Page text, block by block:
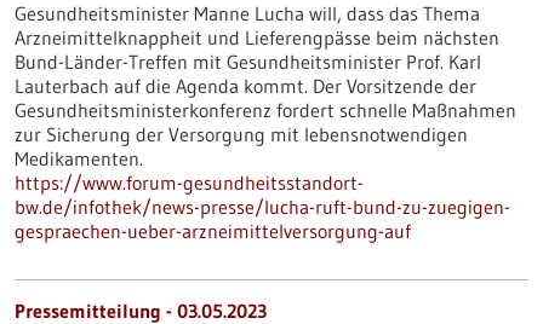
Gesundheitsminister Manne Lucha will, dass das Thema
Arzneimittelknappheit und Lieferengpässe beim nächsten
Bund-Länder-Treffen mit Gesundheitsminister Prof. Karl
Lauterbach auf die Agenda kommt. Der Vorsitzende der
Gesundheitsministerkonferenz fordert schnelle Maßnahmen
zur Sicherung der Versorgung mit lebensnotwendigen
Medikamenten.
https://www.forum-gesundheitsstandort-
bw.de/infothek/news-presse/lucha-ruft-bund-zu-zuegigen-
gespraechen-ueber-arzneimittelversorgung-auf
Pressemitteilung - 03.05.2023